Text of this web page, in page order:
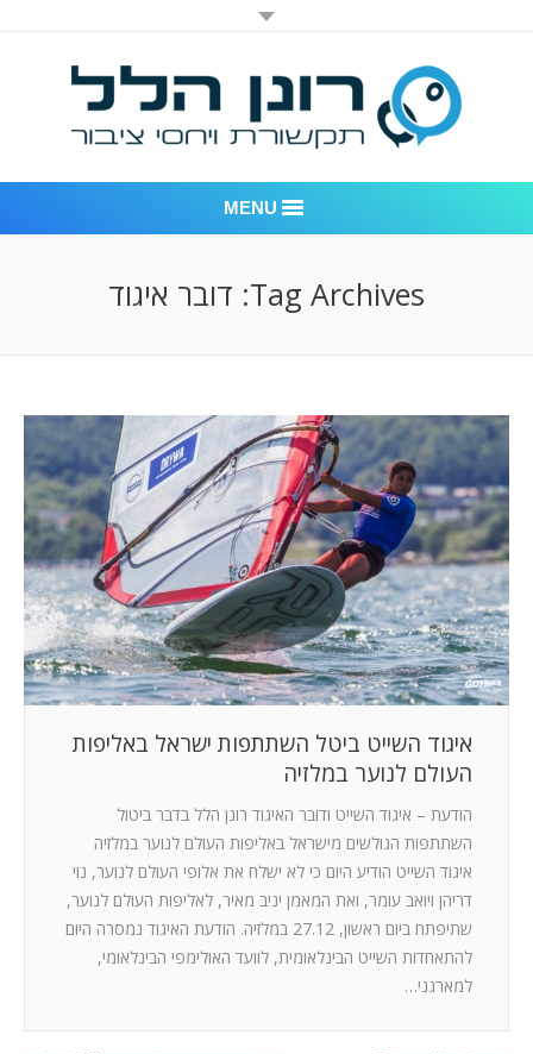
MENU
לקוחות – משרד יחסי ציבור רונן הלל
חדר חדשות
המלצות
ניהול מוניטין
צור קשר
Tag Archives: דובר איגוד
איגוד השייט ביטל השתתפות ישראל באליפות
העולם לנוער במלזיה
הודעת – איגוד השייט ודובר האיגוד רונן הלל בדבר ביטול
השתתפות הגולשים מישראל באליפות העולם לנוער במלזיה
איגוד השייט הודיע היום כי לא ישלח את אלופי העולם לנוער, נוי
דריהן ויואב עומר, ואת המאמן יניב מאיר, לאליפות העולם לנוער,
שתיפתח ביום ראשון, 27.12 במלזיה. הודעת האיגוד נמסרה היום
להתאחדות השייט הבינלאומית, לוועד האולימפי הבינלאומי,
למארגני…